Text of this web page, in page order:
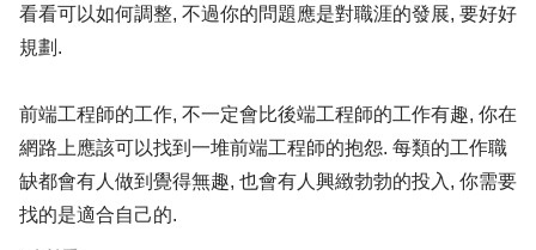
看看可以如何調整, 不過你的問題應是對職涯的發展, 要好好
規劃.
前端工程師的工作, 不一定會比後端工程師的工作有趣, 你在
網路上應該可以找到一堆前端工程師的抱怨. 每類的工作職
缺都會有人做到覺得無趣, 也會有人興緻勃勃的投入, 你需要
找的是適合自己的.